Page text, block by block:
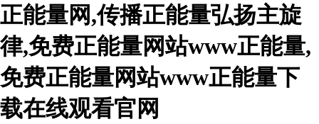
正能量网,传播正能量弘扬主旋
律,免费正能量网站www正能量,
免费正能量网站www正能量下
载在线观看官网